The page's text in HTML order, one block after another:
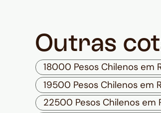
Outras
18000 Pesos Chilenos em
19500 Pesos Chilenos em
22500 Pesos Chilenos em